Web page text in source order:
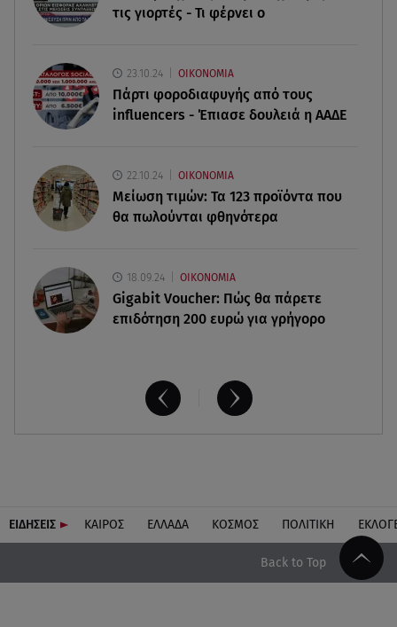
Sr.
Τούνη: Αυτός είναι ο εξωτικός προορισμός που
επέλεξε για τα γενέθλιά της
Μαρία Μενούνος: «Η Ελλάδα έχει γίνει μέρος της
θεραπείας μου»
τις γιορτές - Τι φέρνει ο
23.10.24 ΟΙΚΟΝΟΜΙΑ
Πάρτι φοροδιαφυγής από τους
influencers - Έπιασε δουλειά η ΑΑΔΕ
22.10.24 ΟΙΚΟΝΟΜΙΑ
Μείωση τιμών: Τα 123 προϊόντα που
θα πωλούνται φθηνότερα
18.09.24 ΟΙΚΟΝΟΜΙΑ
Gigabit Voucher: Πώς θα πάρετε
επιδότηση 200 ευρώ για γρήγορο
ΕΙΔΗΣΕΙΣ ΚΑΙΡΟΣ ΕΛΛΑΔΑ ΚΟΣΜΟΣ ΠΟΛΙΤΙΚΗ
Back to Top